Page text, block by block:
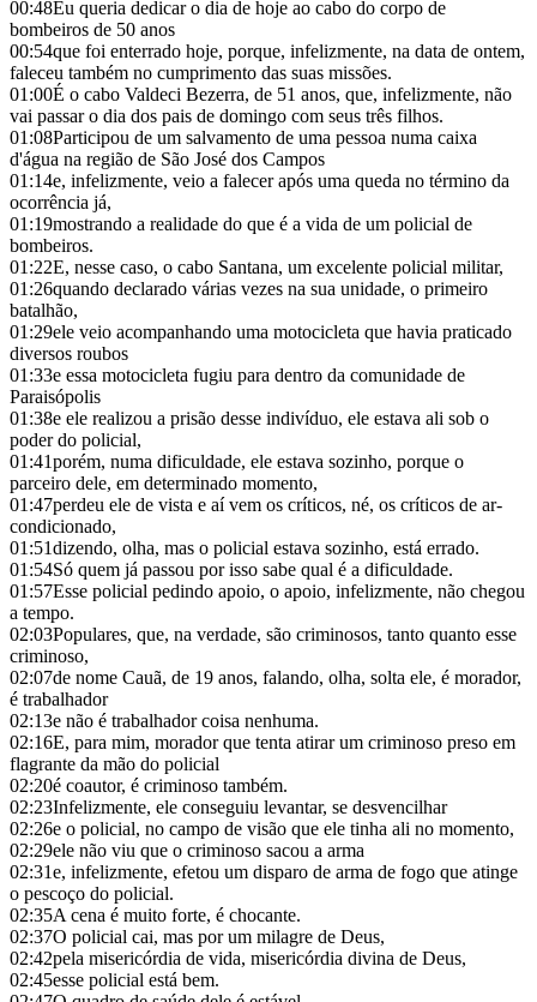
00:48Eu queria dedicar o dia de hoje ao cabo do corpo de
bombeiros de 50 anos
00:54que foi enterrado hoje, porque, infelizmente, na data de ontem,
faleceu também no cumprimento das suas missões.
01:00É o cabo Valdeci Bezerra, de 51 anos, que, infelizmente, não
vai passar o dia dos pais de domingo com seus três filhos.
01:08Participou de um salvamento de uma pessoa numa caixa
d'água na região de São José dos Campos
01:14e, infelizmente, veio a falecer após uma queda no término da
ocorrência já,
01:19mostrando a realidade do que é a vida de um policial de
bombeiros.
01:22E, nesse caso, o cabo Santana, um excelente policial militar,
01:26quando declarado várias vezes na sua unidade, o primeiro
batalhão,
01:29ele veio acompanhando uma motocicleta que havia praticado
diversos roubos
01:33e essa motocicleta fugiu para dentro da comunidade de
Paraisópolis
01:38e ele realizou a prisão desse indivíduo, ele estava ali sob o
poder do policial,
01:41porém, numa dificuldade, ele estava sozinho, porque o
parceiro dele, em determinado momento,
01:47perdeu ele de vista e aí vem os críticos, né, os críticos de ar-
condicionado,
01:51dizendo, olha, mas o policial estava sozinho, está errado.
01:54Só quem já passou por isso sabe qual é a dificuldade.
01:57Esse policial pedindo apoio, o apoio, infelizmente, não chegou
a tempo.
02:03Populares, que, na verdade, são criminosos, tanto quanto esse
criminoso,
02:07de nome Cauã, de 19 anos, falando, olha, solta ele, é morador,
é trabalhador
02:13e não é trabalhador coisa nenhuma.
02:16E, para mim, morador que tenta atirar um criminoso preso em
flagrante da mão do policial
02:20é coautor, é criminoso também.
02:23Infelizmente, ele conseguiu levantar, se desvencilhar
02:26e o policial, no campo de visão que ele tinha ali no momento,
02:29ele não viu que o criminoso sacou a arma
02:31e, infelizmente, efetou um disparo de arma de fogo que atinge
o pescoço do policial.
02:35A cena é muito forte, é chocante.
02:37O policial cai, mas por um milagre de Deus,
02:42pela misericórdia de vida, misericórdia divina de Deus,
02:45esse policial está bem.